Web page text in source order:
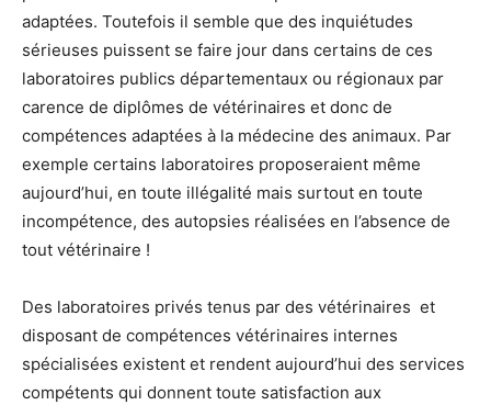
adaptées. Toutefois il semble que des inquiétudes
sérieuses puissent se faire jour dans certains de ces
laboratoires publics départementaux ou régionaux par
carence de diplômes de vétérinaires et donc de
compétences adaptées à la médecine des animaux. Par
exemple certains laboratoires proposeraient même
aujourd’hui, en toute illégalité mais surtout en toute
incompétence, des autopsies réalisées en l’absence de
tout vétérinaire !
Des laboratoires privés tenus par des vétérinaires et
disposant de compétences vétérinaires internes
spécialisées existent et rendent aujourd’hui des services
compétents qui donnent toute satisfaction aux